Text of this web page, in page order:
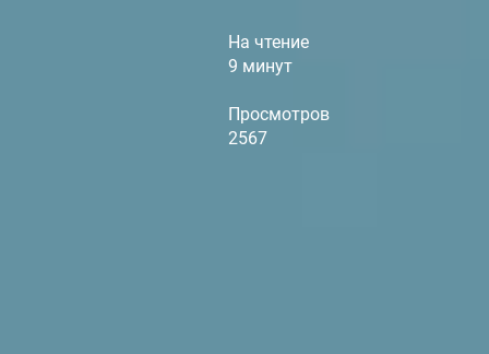
На чтение
9 минут
Просмотров
2567